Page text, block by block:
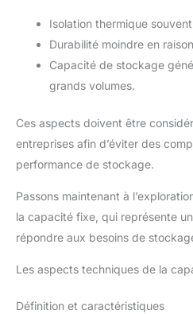
Isolation thermique
Durabilité moindre en
Capacité de stockage
grands volumes.
Ces aspects doivent être
entreprises afin d’éviter des
performance de stockage.
Passons maintenant à
la capacité fixe, qui représente
répondre aux besoins de
Les aspects techniques de la
Définition et caractéristiques